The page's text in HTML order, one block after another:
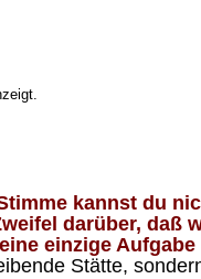
kannst du
darüber, daß
einzige
Stätte,